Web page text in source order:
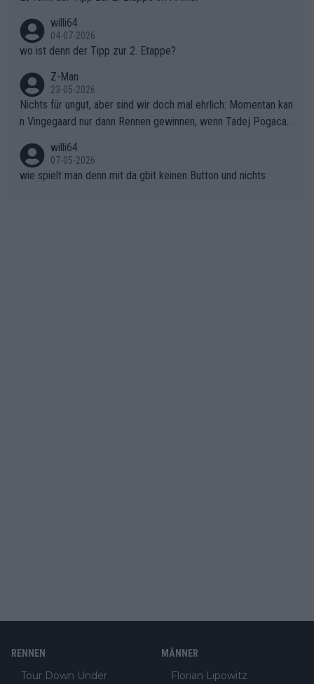
gibt. Diese Etappe wird sicher als der psychologische Wendep
unkt dieser Tour in die Geschichte eingehen. Wenn man bei so
einem harten Aufstieg einmal den Moment verpasst und der K
onkurrentin die "zweite Luft" schenkt, ist der Schaden am Ber
g kaum noch zu reparieren.Vor uns liegt nun das große Finale R
ichtung Nizza. Niewiadoma hat psychologisch Oberwasser, ab
er SD Worx und Vollering müssen jetzt All-In gehen. (gregman
n)
willi64
04-07-2026
wo ist denn der Tipp zur 2. Etappe?
Z-Man
23-05-2026
Nichts für ungut, aber sind wir doch mal ehrlich: Momentan kan
n Vingegaard nur dann Rennen gewinnen, wenn Tadej Pogacar
willi64
07-05-2026
wie spielt man denn mit da gbit keinen Button und nichts
RENNEN
Tour Down Under
MÄNNER
Florian Lipowitz